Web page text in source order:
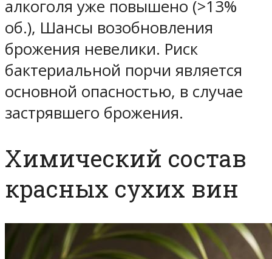
алкоголя уже повышено (>13%
об.), Шансы возобновления
брожения невелики. Риск
бактериальной порчи является
основной опасностью, в случае
застрявшего брожения.
Химический состав
красных сухих вин